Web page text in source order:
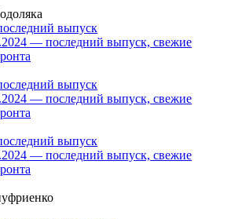
— последний выпуск, свежие
— последний выпуск, свежие
— последний выпуск, свежие